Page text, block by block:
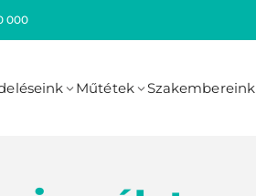
000
Műtétek Szakembereink